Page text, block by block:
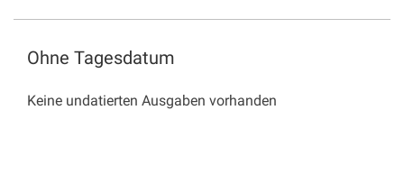
Ohne Tagesdatum
Keine undatierten Ausgaben vorhanden